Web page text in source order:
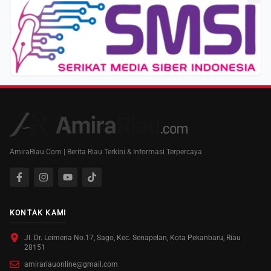
AmiraRiau.Com | Berita Riau Terkini & Informasi Terpercaya
KONTAK KAMI
Jl. Dr. Leimena No.17, Sago, Kec. Senapelan, Kota Pekanbaru, Riau
28151
amirariauonline@gmail.com